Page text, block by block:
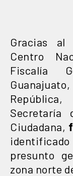
Gracias
Centro
Fiscalía
Secretaría
Ciudadana,
presunto
zona norte